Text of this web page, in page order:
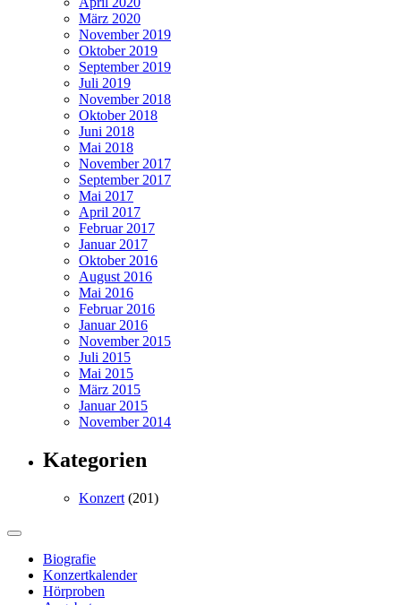
März 2020
November 2019
Oktober 2019
September 2019
Juli 2019
November 2018
Oktober 2018
Juni 2018
Mai 2018
November 2017
September 2017
Mai 2017
April 2017
Februar 2017
Januar 2017
Oktober 2016
August 2016
Mai 2016
Februar 2016
Januar 2016
November 2015
Juli 2015
Mai 2015
März 2015
Januar 2015
November 2014
Kategorien
Konzert (201)
Biografie
Konzertkalender
Hörproben